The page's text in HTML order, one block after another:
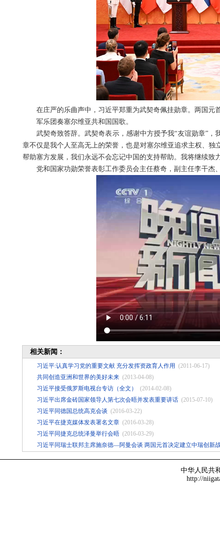
在庄严的乐曲声中，习近平郑重为武契奇佩挂勋章。两国元
军乐团奏塞尔维亚共和国国歌。
武契奇致答辞。武契奇表示，感谢中方授予我“友谊勋章”
章不仅是我个人至高无上的荣誉，也是对塞尔维亚追求主权、
帮助塞方发展，我们永远不会忘记中国的支持帮助。我将继续
党和国家功勋荣誉表彰工作委员会主任蔡奇，副主任李干杰
相关新闻：
习近平:认真学习党的重要文献 充分发挥资政育人作用 (2011-06-17)
共同创造亚洲和世界的美好未来 (2013-04-08)
习近平接受俄罗斯电视台专访（全文）
(2014-02-08)
习近平出席金砖国家领导人第七次会晤并发表重要讲话 (2015-07-10)
习近平同德国总统高克会谈 (2016-03-22)
习近平在捷克媒体发表署名文章 (2016-03-28)
习近平同捷克总统泽曼举行会晤 (2016-03-29)
习近平同瑞士联邦主席施奈德—阿曼会谈 两国元首决定建立中瑞创新
中华人民共
http://